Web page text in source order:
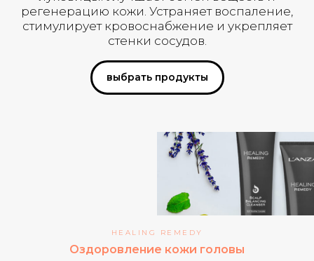
регенерацию кожи. Устраняет воспаление,
стимулирует кровоснабжение и укрепляет
стенки сосудов.
выбрать продукты
HEALING REMEDY
Оздоровление кожи головы